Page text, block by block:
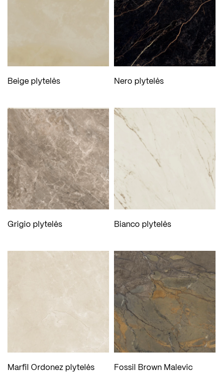
Beige plytelės Nero plytelės
Grigio plytelės Bianco plytelės
Marfil Ordonez plytelės
Fossil Brown Malevic